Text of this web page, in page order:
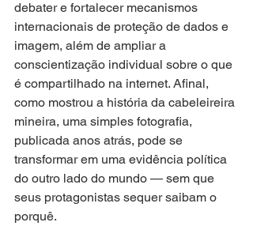
debater e fortalecer mecanismos
internacionais de proteção de dados e
imagem, além de ampliar a
conscientização individual sobre o que
é compartilhado na internet. Afinal,
como mostrou a história da cabeleireira
mineira, uma simples fotografia,
publicada anos atrás, pode se
transformar em uma evidência política
do outro lado do mundo — sem que
seus protagonistas sequer saibam o
porquê.